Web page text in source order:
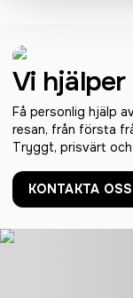
Vi hjälper
Få personlig hjälp
resan, från första
Tryggt, prisvärt
KONTAKTA